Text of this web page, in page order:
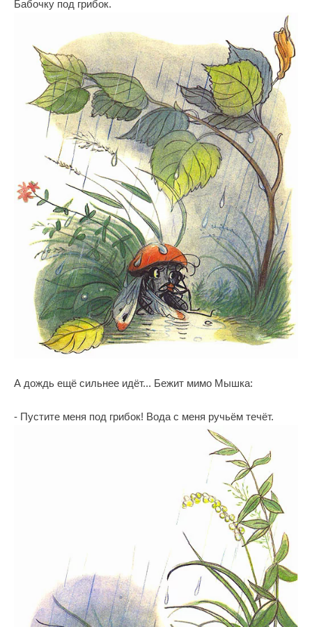
Бабочку под грибок.
А дождь ещё сильнее идёт... Бежит мимо Мышка:
- Пустите меня под грибок! Вода с меня ручьём течёт.